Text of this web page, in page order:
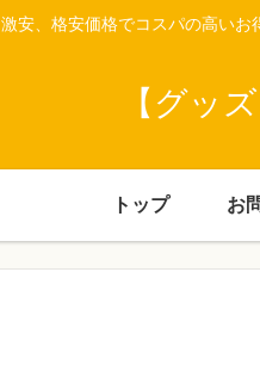
激安、格安価格でコスパの高い
【グッ
トップ お